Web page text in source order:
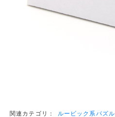
関連カテゴリ： ルービック系パズル